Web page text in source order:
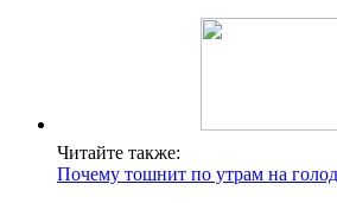
Читайте также:
Почему тошнит по утрам на